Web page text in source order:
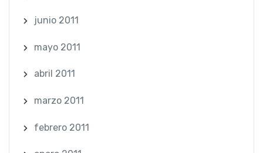
junio 2011
mayo 2011
abril 2011
marzo 2011
febrero 2011